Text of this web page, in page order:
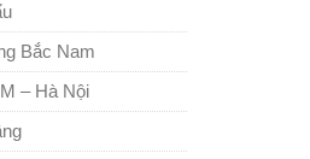
Bắc Nam
– Hà Nội